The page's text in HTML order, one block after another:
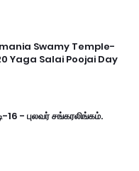
Swamy Temple-
Yaga Salai Poojai Day
- புலவர் சங்கரலிங்கம்.